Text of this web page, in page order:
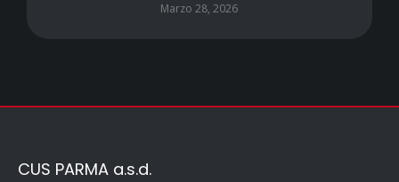
Marzo 28, 2026
CUS PARMA a.s.d.